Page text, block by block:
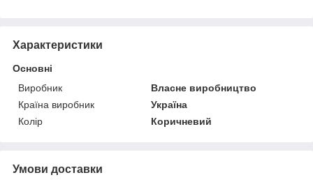
Характеристики
Основні
Виробник
Власне виробництво
Країна виробник
Україна
Колір
Коричневий
Умови доставки